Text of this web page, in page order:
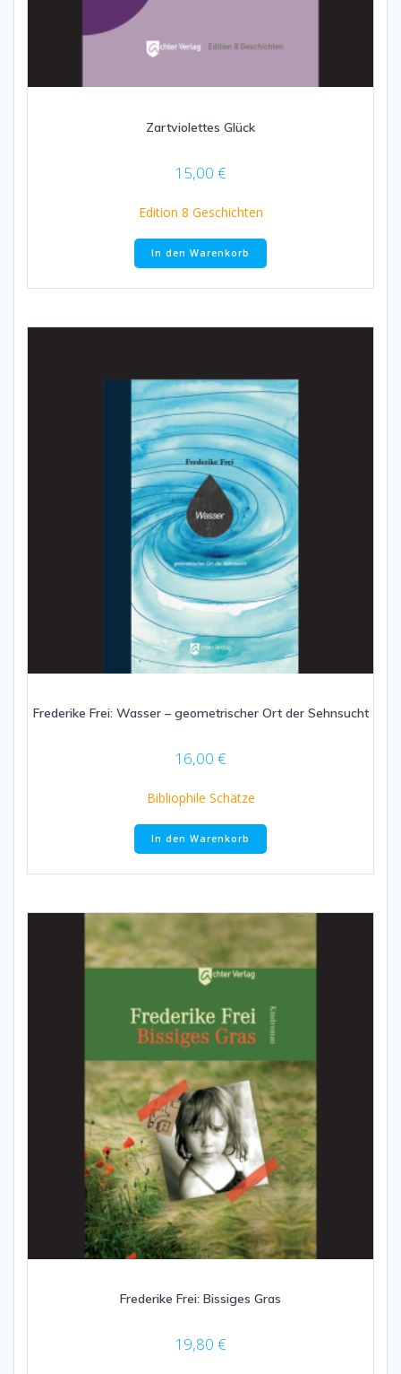
Zartviolettes Glück
15,00 €
Edition 8 Geschichten
In den Warenkorb
Frederike Frei: Wasser – geometrischer Ort der Sehnsucht
16,00 €
Bibliophile Schätze
In den Warenkorb
Frederike Frei: Bissiges Gras
19,80 €